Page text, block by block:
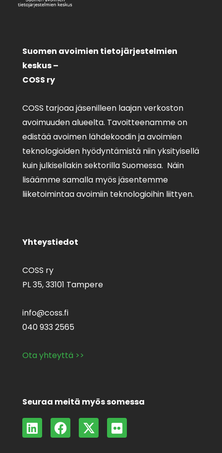
Suomen avoimien tietojärjestelmien
keskus –
COSS ry
COSS tarjoaa jäsenilleen laajan verkoston
avoimuuden alueelta. Tavoitteenamme on
edistää avoimen lähdekoodin ja avoimien
teknologioiden hyödyntämistä niin yksityisellä
kuin julkisellakin sektorilla Suomessa. Näin
lisäämme samalla myös jäsentemme
liiketoimintaa avoimiin teknologioihin liittyen.
Yhteystiedot
COSS ry
PL 35,33101 Tampere
info@coss.fi
040 933 2565
Ota yhteyttä >>
Seuraa meitä myös somessa
L
i
F
a
X
-
F
l